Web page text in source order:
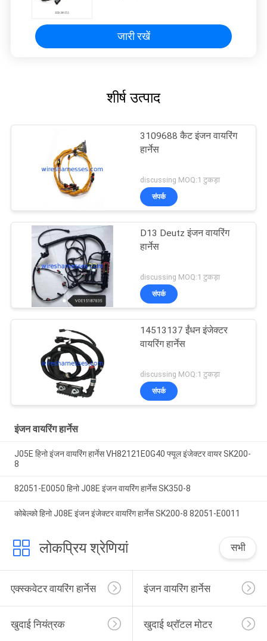
जारी रखें
शीर्ष उत्पाद
3109688 कैट इंजन वायरिंग
हार्नेस
discussing MOQ:1 टुकड़ा
संपर्क
D13 Deutz इंजन वायरिंग
हार्नेस
discussing MOQ:1 टुकड़ा
संपर्क
14513137 ईंधन इंजेक्टर
वायरिंग हार्नेस
discussing MOQ:1 टुकड़ा
संपर्क
इंजन वायरिंग हार्नेस
J05E हिनो इंजन वायरिंग हार्नेस VH82121E0G40 फ्यूल इंजेक्टर वायर SK200-
8
82051-E0050 हिनो J08E इंजन वायरिंग हार्नेस SK350-8
कोबेल्को हिनो J08E इंजन इंजेक्टर वायरिंग हार्नेस SK200-8 82051-E0011
लोकप्रिय श्रेणियां सभी
एक्स्कवेटर वायरिंग हार्नेस इंजन वायरिंग हार्नेस
खुदाई नियंत्रक खुदाई थ्रॉटल मोटर